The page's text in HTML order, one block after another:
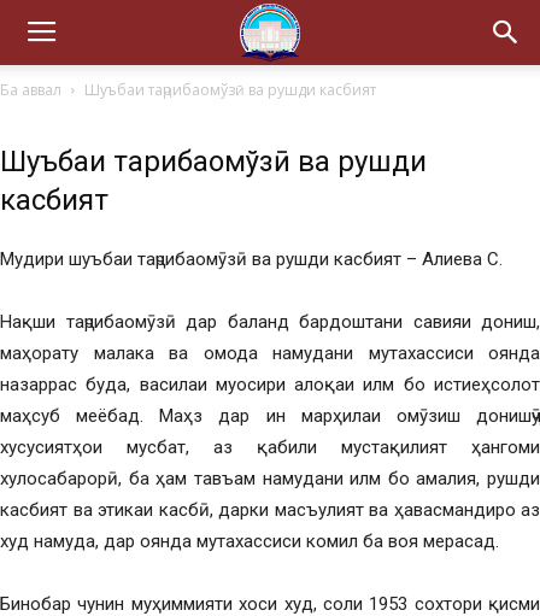
Ба аввал Шуъбаи таҷрибаомўзӣ ва рушди касбият
Шуъбаи таҷрибаомўзӣ ва рушди
касбият
Мудири шуъбаи таҷрибаомӯзӣ ва рушди касбият – Алиева С.
Нақши таҷрибаомӯзӣ дар баланд бардоштани савияи дониш,
маҳорату малака ва омода намудани мутахассиси оянда
назаррас буда, василаи муосири алоқаи илм бо истиеҳсолот
маҳсуб меёбад. Маҳз дар ин марҳилаи омӯзиш донишҷӯ
хусусиятҳои мусбат, аз қабили мустақилият ҳангоми
хулосабарорӣ, ба ҳам тавъам намудани илм бо амалия, рушди
касбият ва этикаи касбӣ, дарки масъулият ва ҳавасмандиро аз
худ намуда, дар оянда мутахассиси комил ба воя мерасад.
Бинобар чунин муҳиммияти хоси худ, соли 1953 сохтори қисми